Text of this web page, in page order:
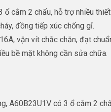
ổ cắm 2 chấu, hỗ trợ nhiều
đồng tiếp xúc chống gỉ.
vặn vít chắc chắn, đạt
bề mặt không cần sửa chữa.
A60B23U1V có 3 ổ cắm 2